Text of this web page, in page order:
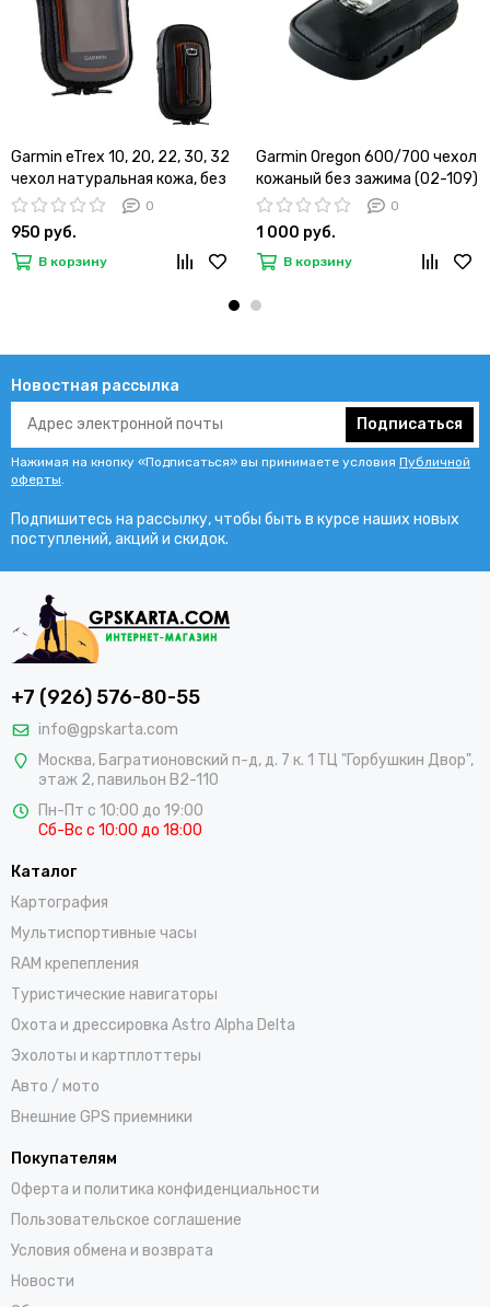
Garmin eTrex 10, 20, 22, 30, 32
чехол натуральная кожа, без
зажима (02-108)
0
950 руб.
В корзину
Garmin Oregon 600/700 чехол
кожаный без зажима (02-109)
0
1 000 руб.
В корзину
Новостная рассылка
Подписаться
Нажимая на кнопку «Подписаться» вы принимаете условия Публичной
оферты.
Подпишитесь на рассылку, чтобы быть в курсе наших новых
поступлений, акций и скидок.
+7 (926) 576-80-55
info@gpskarta.com
Москва, Багратионовский п-д, д. 7 к. 1 ТЦ "Горбушкин Двор",
этаж 2, павильон B2-110
Пн-Пт с 10:00 до 19:00
Сб-Вс с 10:00 до 18:00
Каталог
Картография
Мультиспортивные часы
RAM крепепления
Туристические навигаторы
Охота и дрессировка Astro Alpha Delta
Эхолоты и картплоттеры
Авто / мото
Внешние GPS приемники
Покупателям
Оферта и политика конфиденциальности
Пользовательское соглашение
Условия обмена и возврата
Новости